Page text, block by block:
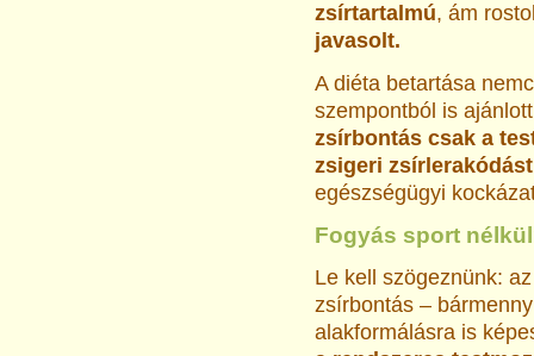
zsírtartalmú, ám
javasolt.
A diéta betartása
szempontból is
zsírbontás csak a
zsigeri
egészségügyi
Fogyás sport
Le kell szögeznünk:
zsírbontás –
alakformálásra is